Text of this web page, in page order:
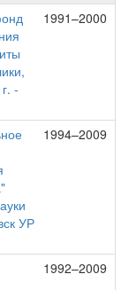
-
1991–2000
УР
1994–2009
1992–2009